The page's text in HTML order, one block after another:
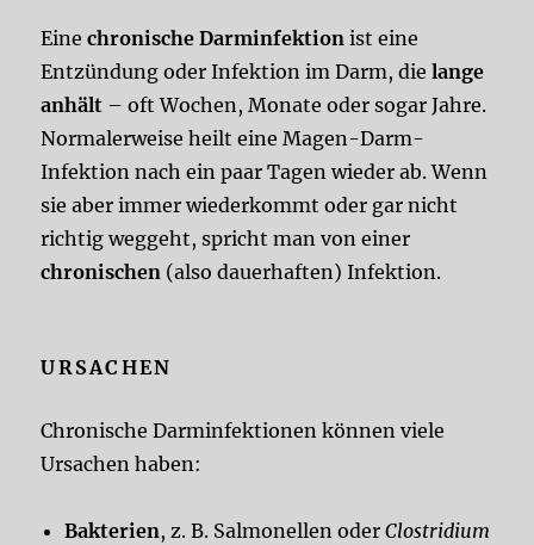
Einechronische Darminfektion ist eine
Entzündung oder Infektion im Darm, dielange
anhält – oft Wochen, Monate oder sogar Jahre.
Normalerweise heilt eine Magen-Darm-
Infektion nach ein paar Tagen wieder ab. Wenn
sie aber immer wiederkommt oder gar nicht
richtig weggeht, spricht man von einer
chronischen (also dauerhaften) Infektion.
URSACHEN
Chronische Darminfektionen können viele
Ursachen haben:
Bakterien, z. B. Salmonellen oderClostridium